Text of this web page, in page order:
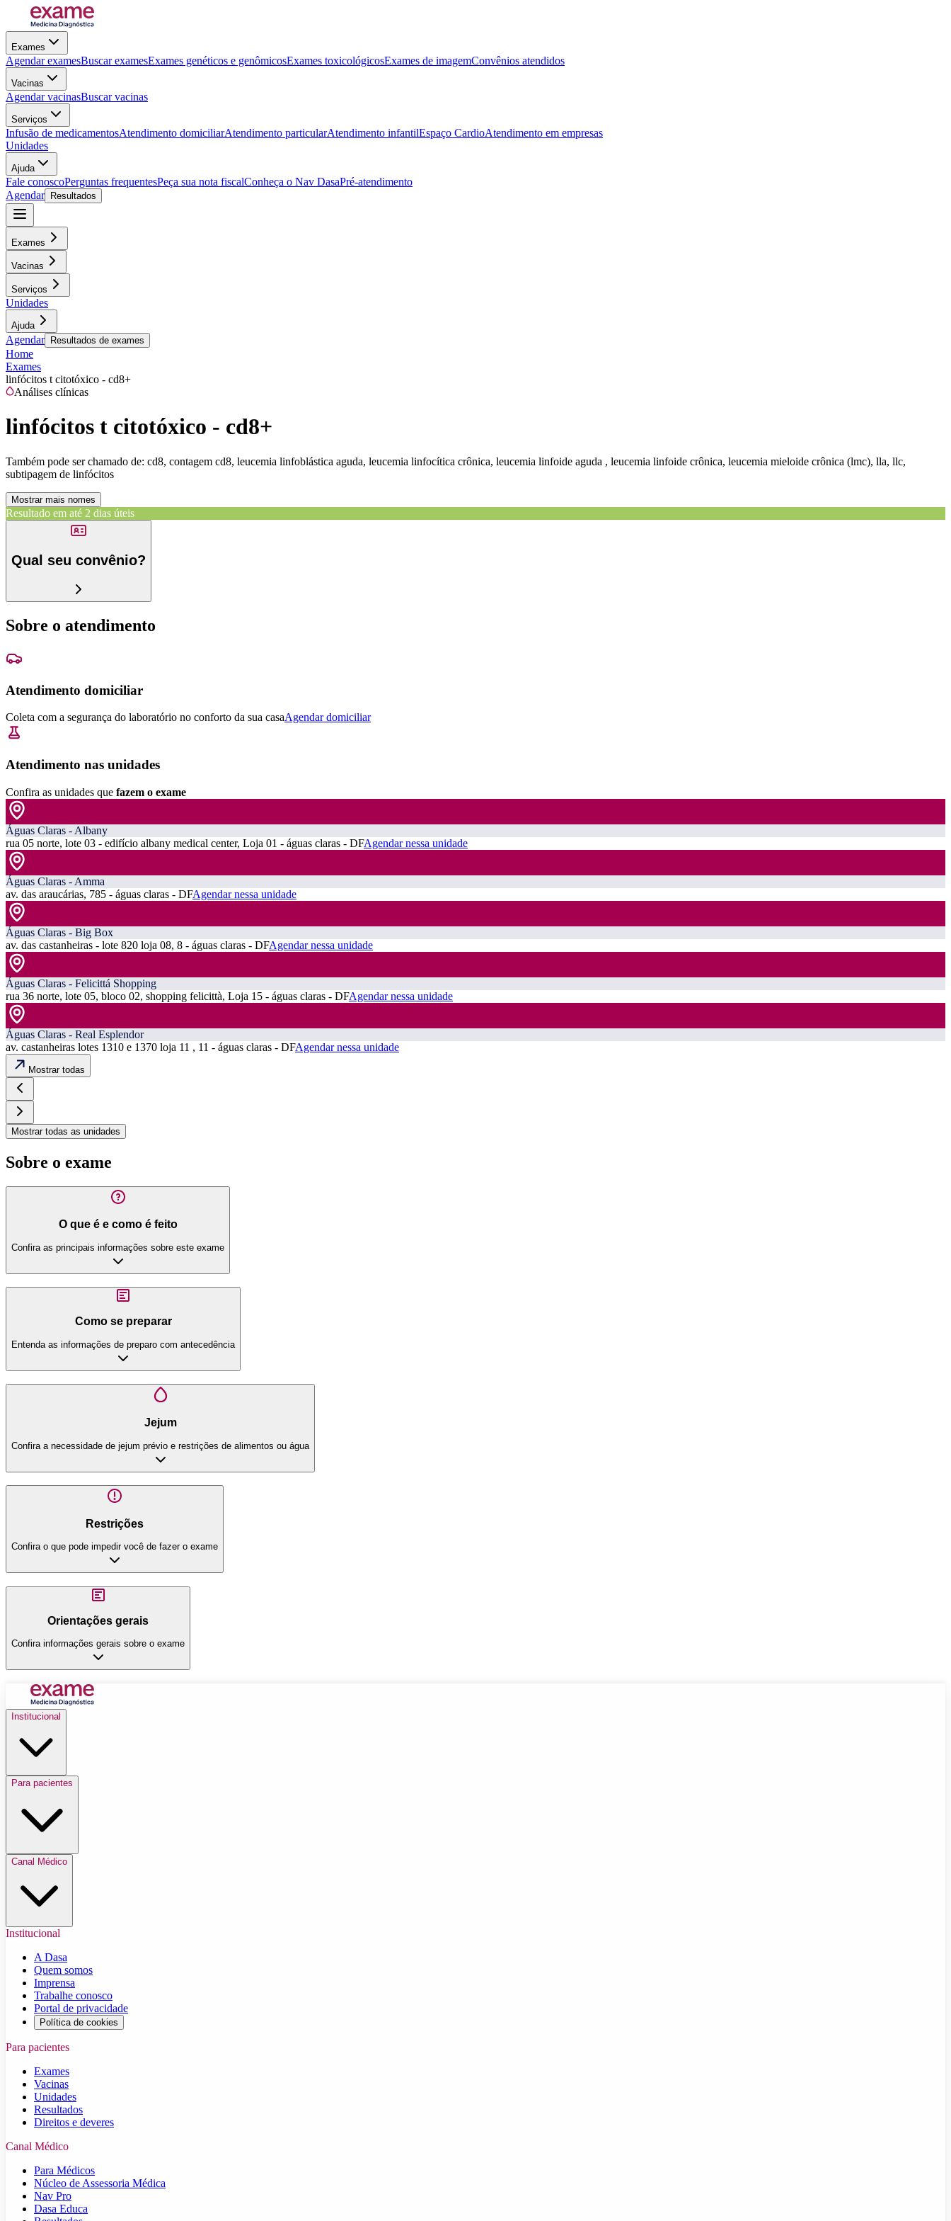
Exames
Agendar examesBuscar examesExames genéticos e genômicosExames toxicológicosExames de imagemConvênios atendidos
Vacinas
Agendar vacinasBuscar vacinas
Serviços
Infusão de medicamentosAtendimento domiciliarAtendimento particularAtendimento infantilEspaço CardioAtendimento em empresas
Unidades
Ajuda
Fale conoscoPerguntas frequentesPeça sua nota fiscalConheça o Nav DasaPré-atendimento
Agendar
Resultados
Exames
Vacinas
Serviços
Unidades
Ajuda
Agendar Resultados de exames
Home
Exames
linfócitos t citotóxico - cd8+
Análises clínicas
linfócitos t citotóxico - cd8+
Também pode ser chamado de: cd8, contagem cd8, leucemia linfoblástica aguda, leucemia linfocítica crônica, leucemia linfoide aguda , leucemia linfoide crônica, leucemia mieloide crônica (lmc), lla, llc,
subtipagem de linfócitos
Mostrar mais nomes
Resultado em até 2 dias úteis
Qual seu convênio?
Sobre o atendimento
Atendimento domiciliar
Coleta com a segurança do laboratório no conforto da sua casaAgendar domiciliar
Atendimento nas unidades
Confira as unidades que fazem o exame
Águas Claras - Albany
rua 05 norte, lote 03 - edifício albany medical center, Loja 01 - águas claras - DFAgendar nessa unidade
Águas Claras - Amma
av. das araucárias, 785 - águas claras - DFAgendar nessa unidade
Águas Claras - Big Box
av. das castanheiras - lote 820 loja 08, 8 - águas claras - DFAgendar nessa unidade
Águas Claras - Felicittá Shopping
rua 36 norte, lote 05, bloco 02, shopping felicittà, Loja 15 - águas claras - DFAgendar nessa unidade
Águas Claras - Real Esplendor
av. castanheiras lotes 1310 e 1370 loja 11 , 11 - águas claras - DFAgendar nessa unidade
Mostrar todas
Mostrar todas as unidades
Sobre o exame
O que é e como é feito
Confira as principais informações sobre este exame
Como se preparar
Entenda as informações de preparo com antecedência
Jejum
Confira a necessidade de jejum prévio e restrições de alimentos ou água
Restrições
Confira o que pode impedir você de fazer o exame
Orientações gerais
Confira informações gerais sobre o exame
Institucional
Para pacientes
Canal Médico
Institucional
A Dasa
Quem somos
Imprensa
Trabalhe conosco
Portal de privacidade
Política de cookies
Para pacientes
Exames
Vacinas
Unidades
Resultados
Direitos e deveres
Canal Médico
Para Médicos
Núcleo de Assessoria Médica
Nav Pro
Dasa Educa